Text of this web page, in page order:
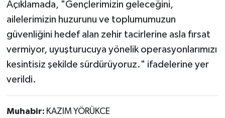
Açıklamada, "Gençlerimizin geleceğini,
ailelerimizin huzurunu ve toplumumuzun
güvenliğini hedef alan zehir tacirlerine asla fırsat
vermiyor, uyuşturucuya yönelik operasyonlarımızı
kesintisiz şekilde sürdürüyoruz." ifadelerine yer
verildi.
Muhabir: KAZIM YÖRÜKCE